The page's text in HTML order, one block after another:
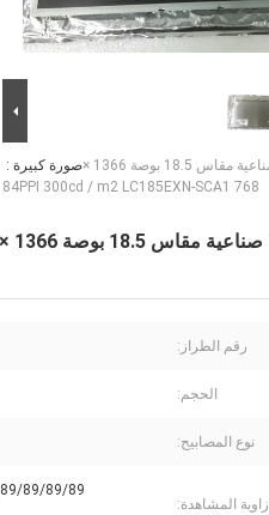
صورة كبيرة :شاشة TFT صناعية مقاس 18.5 بوصة 1366 ×
768 84PPI 300cd / m2 LC185EXN-SCA1
رقم الطراز:
الحجم:
نوع المصابيح:
زاوية المشاهدة:
89/89/89/89 (نموذجي) (CR≥10)